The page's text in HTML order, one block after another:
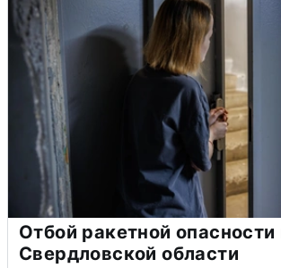
Отбой ракетной опасности
Свердловской области